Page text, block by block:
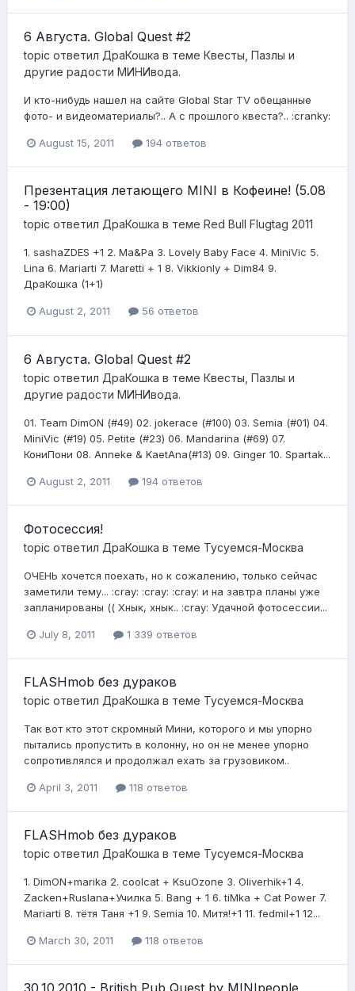
6 Августа. Global Quest #2
topic ответил ДраКошка в теме Квесты, Пазлы и
другие радости МИНИвода.
И кто-нибудь нашел на сайте Global Star TV обещанные
фото- и видеоматериалы?.. А с прошлого квеста?.. :cranky:
August 15, 2011 194 ответов
Презентация летающего MINI в Кофеине! (5.08
- 19:00)
topic ответил ДраКошка в теме Red Bull Flugtag 2011
1. sashaZDES +1 2. Ma&Pa 3. Lovely Baby Face 4. MiniVic 5.
Lina 6. Mariarti 7. Maretti + 1 8. Vikkionly + Dim84 9.
ДраКошка (1+1)
August 2, 2011 56 ответов
6 Августа. Global Quest #2
topic ответил ДраКошка в теме Квесты, Пазлы и
другие радости МИНИвода.
01. Team DimON (#49) 02. jokerace (#100) 03. Semia (#01) 04.
MiniVic (#19) 05. Petite (#23) 06. Mandarina (#69) 07.
КониПони 08. Anneke & KaetAna(#13) 09. Ginger 10. Spartak...
August 2, 2011 194 ответов
Фотосессия!
topic ответил ДраКошка в теме Тусуемся-Москва
ОЧЕНЬ хочется поехать, но к сожалению, только сейчас
заметили тему... :cray: :cray: :cray: и на завтра планы уже
запланированы (( Хнык, хнык.. :cray: Удачной фотосессии...
July 8, 2011 1 339 ответов
FLASHmob без дураков
topic ответил ДраКошка в теме Тусуемся-Москва
Так вот кто этот скромный Мини, которого и мы упорно
пытались пропустить в колонну, но он не менее упорно
сопротивлялся и продолжал ехать за грузовиком..
April 3, 2011 118 ответов
FLASHmob без дураков
topic ответил ДраКошка в теме Тусуемся-Москва
1. DimON+marika 2. coolcat + KsuOzone 3. Oliverhik+1 4.
Zacken+Ruslana+Училка 5. Bang + 1 6. tiMka + Cat Power 7.
Mariarti 8. тётя Таня +1 9. Semia 10. Митя!+1 11. fedmil+1 12...
March 30, 2011 118 ответов